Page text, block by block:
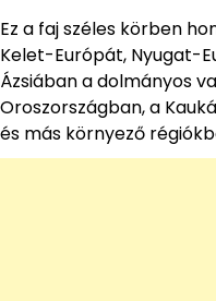
Ez a faj széles körben
Kelet-Európát, Nyugat-
Ázsiában a dolmányos
Oroszországban, a
és más környező